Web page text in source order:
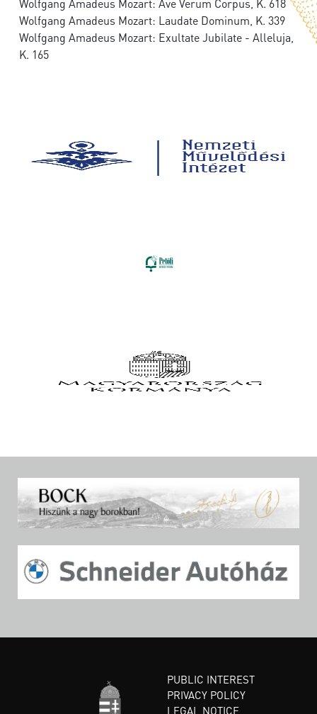
Wolfgang Amadeus Mozart: Ave Verum Corpus, K. 618
Wolfgang Amadeus Mozart: Laudate Dominum, K. 339
Wolfgang Amadeus Mozart: Exultate Jubilate - Alleluja,
K. 165
PUBLIC INTEREST
PRIVACY POLICY
LEGAL NOTICE